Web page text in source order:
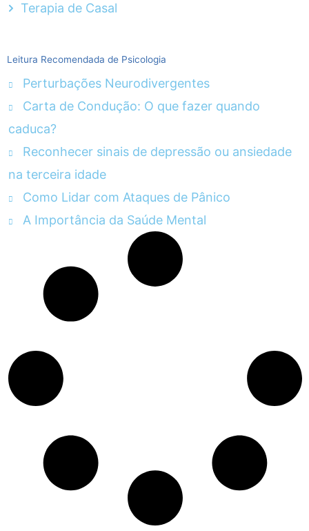
Terapia de Casal
Leitura Recomendada de Psicologia
Perturbações Neurodivergentes
Carta de Condução: O que fazer quando
caduca?
Reconhecer sinais de depressão ou ansiedade
na terceira idade
Como Lidar com Ataques de Pânico
A Importância da Saúde Mental